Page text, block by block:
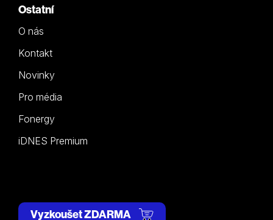
Ostatní
O nás
Kontakt
Novinky
Pro média
Fonergy
iDNES Premium
Vyzkoušet ZDARMA